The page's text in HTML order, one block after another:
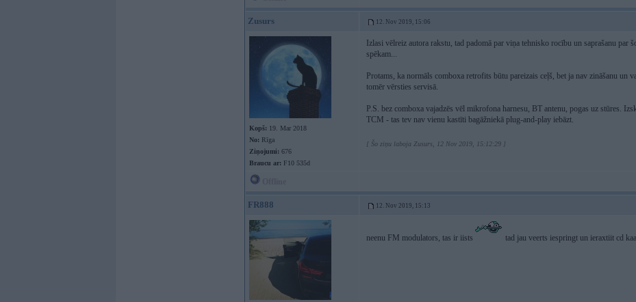
Zusurs 12. Nov 2019, 15:06
Kopš: 19. Mar 2018
No: Rīga
Ziņojumi: 676
Braucu ar: F10 535d
Izlasi vēlreiz autora rakstu, tad padomā par viņa tehnisko rocību un saprašanu par
spēkam...
Protams, ka normāls comboxa retrofits būtu pareizais ceļš, bet ja nav zināšanu un
tomēr vērsties servisā.
P.S. bez comboxa vajadzēs vēl mikrofona harnesu, BT antenu, pogas uz stūres.
TCM - tas tev nav vienu kastīti bagāžniekā plug-and-play iebāzt.
[ Šo ziņu laboja Zusurs, 12 Nov 2019, 15:12:29 ]
FR888 12. Nov 2019, 15:13
neenu FM modulators, tas ir iists tad jau veerts iespringt un ieraxtiit cd